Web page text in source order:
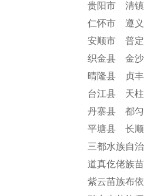
贵阳市 清
仁怀市 遵
安顺市 普
织金县 金
晴隆县 贞
台江县 天
丹寨县 都
平塘县 长
三都水族自
道真仡佬族
紫云苗族布